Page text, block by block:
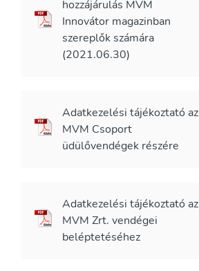
hozzájárulás MVM
Innovátor magazinban
szereplők számára
(2021.06.30)
Adatkezelési tájékoztató az
MVM Csoport
üdülővendégek részére
Adatkezelési tájékoztató az
MVM Zrt. vendégei
beléptetéséhez